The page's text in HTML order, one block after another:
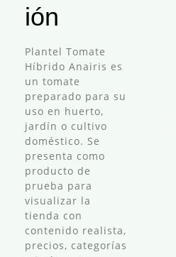
ión
Plantel Tomate
Híbrido Anairis es
un tomate
preparado para su
uso en huerto,
jardín o cultivo
doméstico. Se
presenta como
producto de
prueba para
visualizar la
tienda con
contenido realista,
precios, categorías